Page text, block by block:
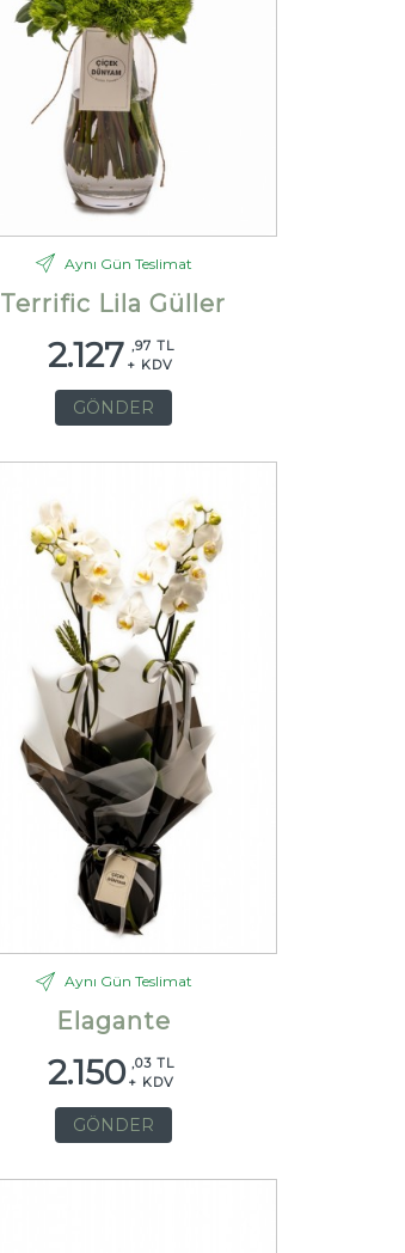
Aynı Gün Teslimat
Terrific Lila Güller
2.127 ,97 TL
+ KDV
GÖNDER
Aynı Gün Teslimat
Elagante
2.150 ,03 TL
+ KDV
GÖNDER